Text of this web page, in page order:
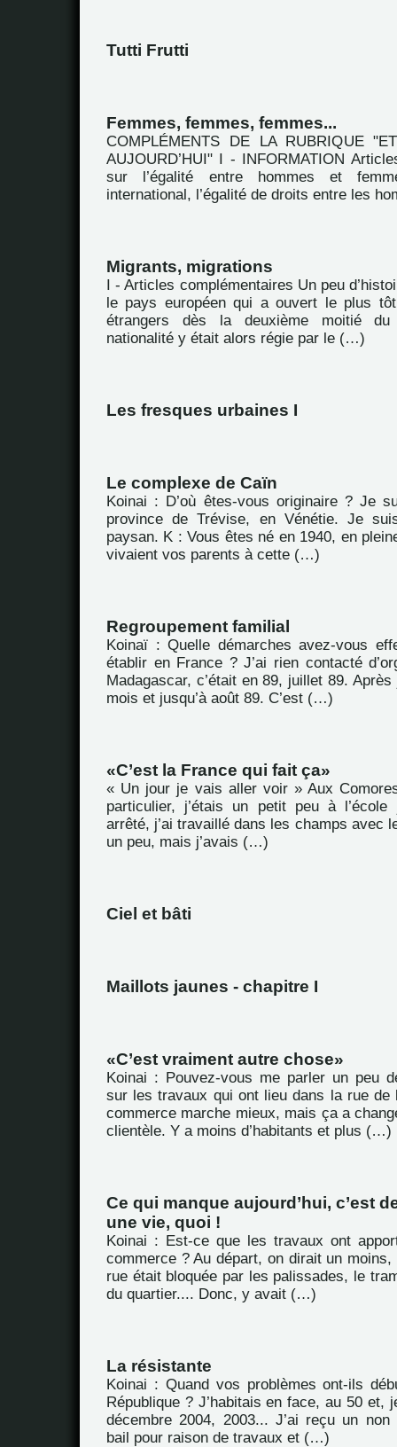
Tutti Frutti
Femmes, femmes, femmes...
COMPLÉMENTS DE LA RUBRIQUE
AUJOURD’HUI" I - INFORMATION
sur l’égalité entre hommes et
international, l’égalité de droits entre les
Migrants, migrations
I - Articles complémentaires Un peu
le pays européen qui a ouvert le plus
étrangers dès la deuxième moitié
nationalité y était alors régie par le (…)
Les fresques urbaines I
Le complexe de Caïn
Koinai : D’où êtes-vous originaire ? Je
province de Trévise, en Vénétie. Je
paysan. K : Vous êtes né en 1940, en
vivaient vos parents à cette (…)
Regroupement familial
Koinaï : Quelle démarches avez-vous
établir en France ? J’ai rien contacté
Madagascar, c’était en 89, juillet 89.
mois et jusqu’à août 89. C’est (…)
C’est la France qui fait ça
« Un jour je vais aller voir » Aux
particulier, j’étais un petit peu à l’école
arrêté, j’ai travaillé dans les champs avec
un peu, mais j’avais (…)
Ciel et bâti
Maillots jaunes - chapitre I
C’est vraiment autre chose
Koinai : Pouvez-vous me parler un peu
sur les travaux qui ont lieu dans la rue de
commerce marche mieux, mais ça a
clientèle. Y a moins d’habitants et plus (…)
Ce qui manque aujourd’hui, c’est
une vie, quoi !
Koinai : Est-ce que les travaux ont
commerce ? Au départ, on dirait un moins,
rue était bloquée par les palissades, le
du quartier.... Donc, y avait (…)
La résistante
Koinai : Quand vos problèmes ont-ils
République ? J’habitais en face, au 50 et,
décembre 2004, 2003... J’ai reçu un non
bail pour raison de travaux et (…)